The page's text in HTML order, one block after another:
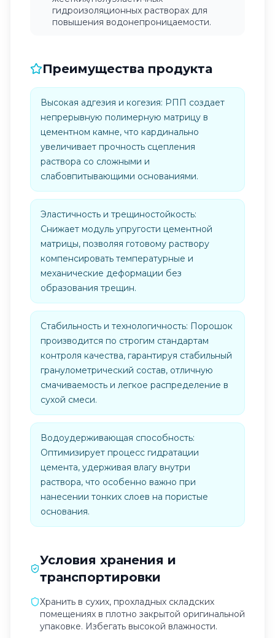
гидроизоляционных растворах для
повышения водонепроницаемости.
Преимущества продукта
Высокая адгезия и когезия: РПП создает
непрерывную полимерную матрицу в
цементном камне, что кардинально
увеличивает прочность сцепления
раствора со сложными и
слабовпитывающими основаниями.
Эластичность и трещиностойкость:
Снижает модуль упругости цементной
матрицы, позволяя готовому раствору
компенсировать температурные и
механические деформации без
образования трещин.
Стабильность и технологичность: Порошок
производится по строгим стандартам
контроля качества, гарантируя стабильный
гранулометрический состав, отличную
смачиваемость и легкое распределение в
сухой смеси.
Водоудерживающая способность:
Оптимизирует процесс гидратации
цемента, удерживая влагу внутри
раствора, что особенно важно при
нанесении тонких слоев на пористые
основания.
Условия хранения и
транспортировки
Хранить в сухих, прохладных складских
помещениях в плотно закрытой оригинальной
упаковке. Избегать высокой влажности.